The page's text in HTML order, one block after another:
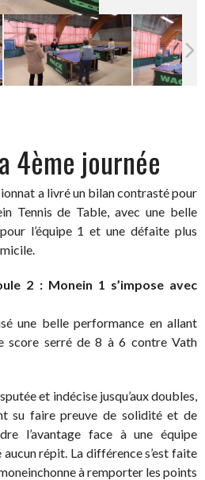
4ème journée
a livré un bilan contrasté pour
Tennis de Table, avec une belle
l’équipe 1 et une défaite plus
2 : Monein 1 s’impose avec
une belle performance en allant
score serré de 8 à 6 contre Vath
et indécise jusqu’aux doubles,
su faire preuve de solidité et de
l’avantage face à une équipe
aucun répit. La différence s’est faite
à remporter les points